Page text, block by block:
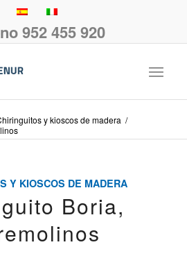
952 455 920
y kioscos de madera /
Y KIOSCOS DE MADERA
Boria,